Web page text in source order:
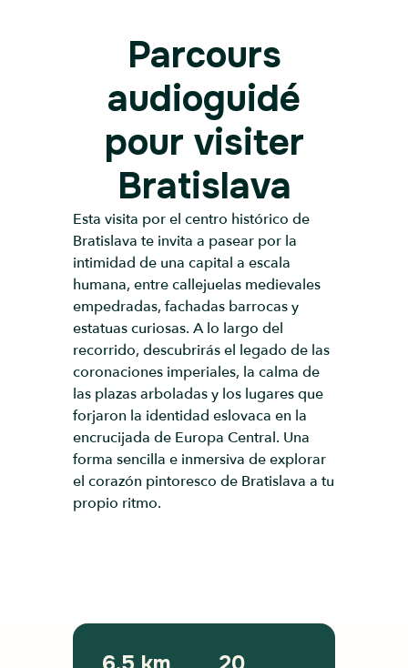
Parcours
audioguidé
pour visiter
Bratislava
Esta visita por el centro histórico de
Bratislava te invita a pasear por la
intimidad de una capital a escala
humana, entre callejuelas medievales
empedradas, fachadas barrocas y
estatuas curiosas. A lo largo del
recorrido, descubrirás el legado de las
coronaciones imperiales, la calma de
las plazas arboladas y los lugares que
forjaron la identidad eslovaca en la
encrucijada de Europa Central. Una
forma sencilla e inmersiva de explorar
el corazón pintoresco de Bratislava a tu
propio ritmo.